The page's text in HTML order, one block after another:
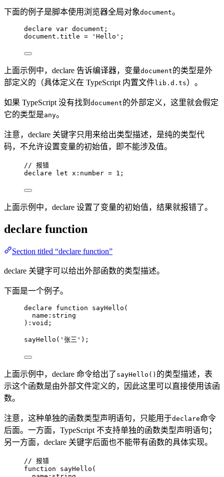
下面的例子是脚本使用浏览器全局对象document。
declare var document;
document . title = ' Hello ' ;
上面示例中，declare 告诉编译器，变量document的类型是外
部定义的（具体定义在 TypeScript 内置文件lib.d.ts）。
如果 TypeScript 没有找到 document的外部定义，这里就会假定
它的类型是any。
注意，declare 关键字只用来给出类型描述，是纯的类型代
码，不允许设置变量的初始值，即不能涉及值。
// 报错
declare let x : number = 1 ;
上面示例中，declare 设置了变量的初始值，结果就报错了。
declare function
Section titled “declare function”
declare 关键字可以给出外部函数的类型描述。
下面是一个例子。
declare function sayHello (
name : string
) : void ;
sayHello ( ' 张三 ' );
上面示例中，declare 命令给出了 sayHello() 的类型描述，表
示这个函数是由外部文件定义的，因此这里可以直接使用该函
数。
注意，这种单独的函数类型声明语句，只能用于declare命令
后面。一方面，TypeScript 不支持单独的函数类型声明语句；
另一方面，declare 关键字后面也不能带有函数的具体实现。
// 报错
function
sayHello (